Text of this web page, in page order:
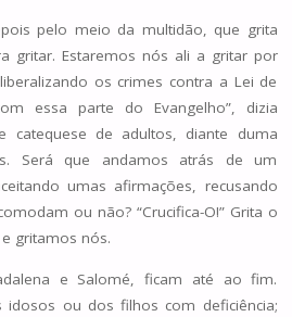
pelo meio da multidão, que grita
gritar. Estaremos nós ali a gritar por
os crimes contra a Lei de
essa parte do Evangelho”, dizia
catequese de adultos, diante duma
Será que andamos atrás de um
umas afirmações, recusando
ou não? “Crucifica-O!” Grita o
gritamos nós.
e Salomé, ficam até ao fim.
idosos ou dos filhos com deficiência;